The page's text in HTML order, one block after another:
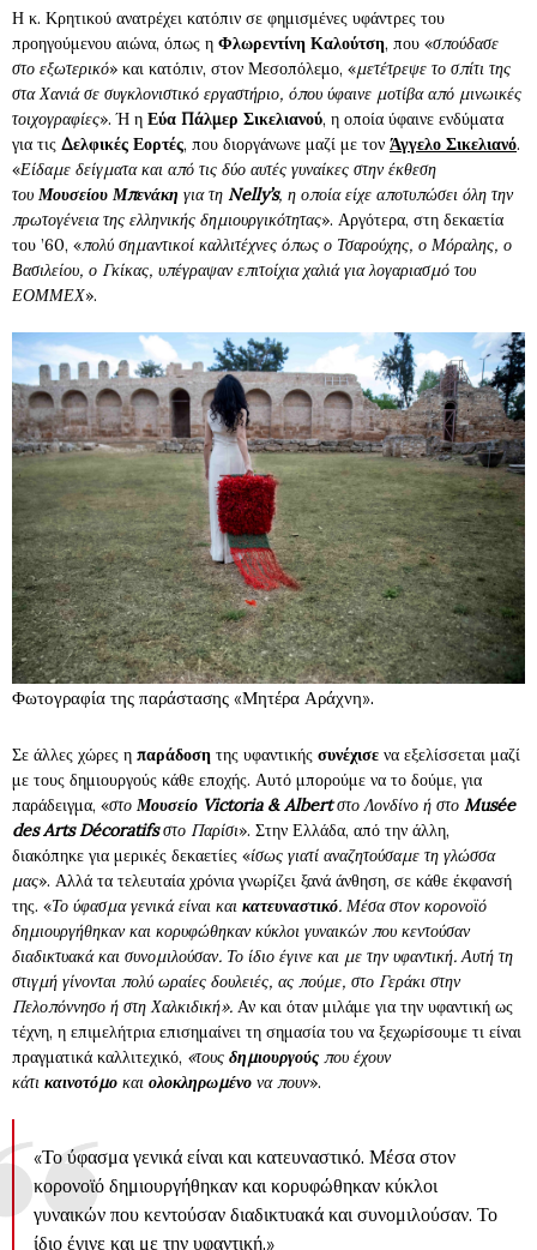
Η κ. Κρητικού ανατρέχει κατόπιν σε φημισμένες υφάντρες του
προηγούμενου αιώνα, όπως η Φλωρεντίνη Καλούτση, που «σπούδασε
στο εξωτερικό» και κατόπιν, στον Μεσοπόλεμο, «μετέτρεψε το σπίτι της
στα Χανιά σε συγκλονιστικό εργαστήριο, όπου ύφαινε μοτίβα από μινωικές
τοιχογραφίες». Ή η Εύα Πάλμερ Σικελιανού, η οποία ύφαινε ενδύματα
για τις Δελφικές Εορτές, που διοργάνωνε μαζί με τον Άγγελο Σικελιανό.
«Είδαμε δείγματα και από τις δύο αυτές γυναίκες στην έκθεση
του Μουσείου Μπενάκη για τη Nelly’s, η οποία είχε αποτυπώσει όλη την
πρωτογένεια της ελληνικής δημιουργικότητας». Αργότερα, στη δεκαετία
του ’60, «πολύ σημαντικοί καλλιτέχνες όπως ο Τσαρούχης, ο Μόραλης, ο
Βασιλείου, ο Γκίκας, υπέγραψαν επιτοίχια χαλιά για λογαριασμό του
ΕΟΜΜΕΧ».
Φωτογραφία της παράστασης «Μητέρα Αράχνη».
Σε άλλες χώρες η παράδοση της υφαντικής συνέχισε να εξελίσσεται μαζί
με τους δημιουργούς κάθε εποχής. Αυτό μπορούμε να το δούμε, για
παράδειγμα, «στο Μουσείο Victoria & Albertστο Λονδίνο ή στο Musée
des Arts Décoratifsστο Παρίσι». Στην Ελλάδα, από την άλλη,
διακόπηκε για μερικές δεκαετίες «ίσως γιατί αναζητούσαμε τη γλώσσα
μας». Αλλά τα τελευταία χρόνια γνωρίζει ξανά άνθηση, σε κάθε έκφανσή
της. «Το ύφασμα γενικά είναι και κατευναστικό. Μέσα στον κορονοϊό
δημιουργήθηκαν και κορυφώθηκαν κύκλοι γυναικών που κεντούσαν
διαδικτυακά και συνομιλούσαν. Το ίδιο έγινε και με την υφαντική. Αυτή τη
στιγμή γίνονται πολύ ωραίες δουλειές, ας πούμε, στο Γεράκι στην
Πελοπόννησο ή στη Χαλκιδική». Αν και όταν μιλάμε για την υφαντική ως
τέχνη, η επιμελήτρια επισημαίνει τη σημασία του να ξεχωρίσουμε τι είναι
πραγματικά καλλιτεχικό, «τους δημιουργούς που έχουν
κάτι καινοτόμο και ολοκληρωμένο να πουν».
«Το ύφασμα γενικά είναι και κατευναστικό. Μέσα στον
κορονοϊό δημιουργήθηκαν και κορυφώθηκαν κύκλοι
γυναικών που κεντούσαν διαδικτυακά και συνομιλούσαν. Το
ίδιο έγινε και με την υφαντική.»